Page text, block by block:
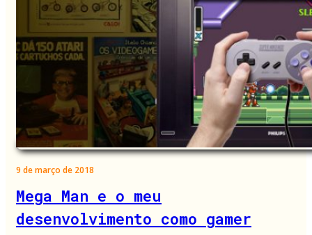
9 de março de 2018
Mega Man e o meu
desenvolvimento como gamer